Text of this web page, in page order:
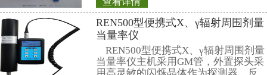
为让公众进一步了解核污染与辐射
知识，浙江各级卫生部门从16日起
宣传热线。公众如想了解与核污